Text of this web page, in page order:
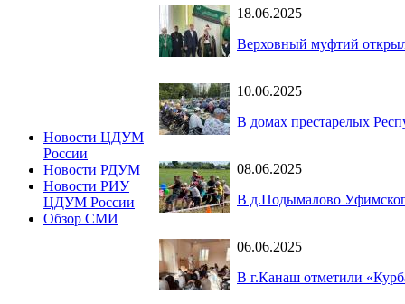
Новости ЦДУМ
России
Новости РДУМ
Новости РИУ
ЦДУМ России
Обзор СМИ
18.06.2025
Верховный муфтий
10.06.2025
В домах престарелых
08.06.2025
В д.Подымалово
06.06.2025
В г.Канаш отметили